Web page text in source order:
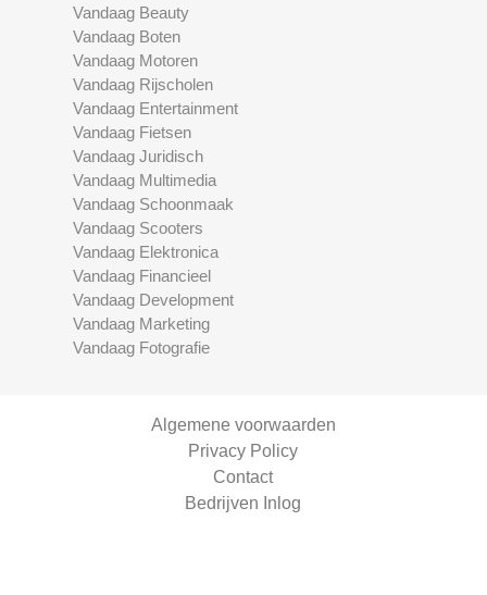
Vandaag Beauty
Vandaag Boten
Vandaag Motoren
Vandaag Rijscholen
Vandaag Entertainment
Vandaag Fietsen
Vandaag Juridisch
Vandaag Multimedia
Vandaag Schoonmaak
Vandaag Scooters
Vandaag Elektronica
Vandaag Financieel
Vandaag Development
Vandaag Marketing
Vandaag Fotografie
Algemene voorwaarden
Privacy Policy
Contact
Bedrijven Inlog